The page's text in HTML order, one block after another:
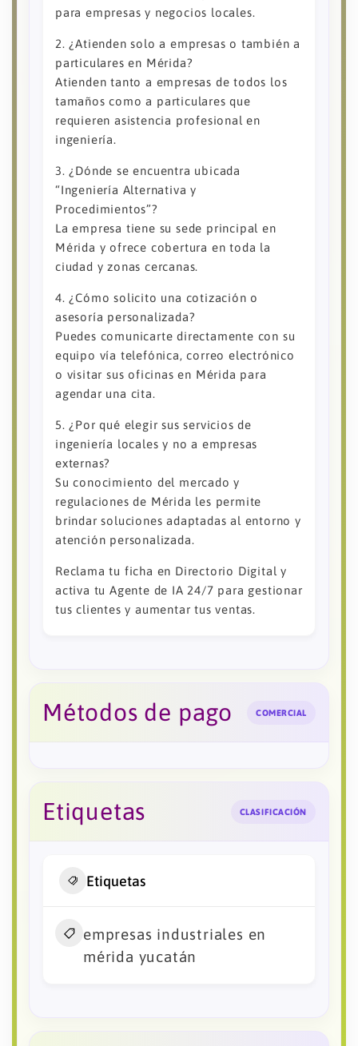
para empresas y negocios locales.
2. ¿Atienden solo a empresas o también a
particulares en Mérida?
Atienden tanto a empresas de todos los
tamaños como a particulares que
requieren asistencia profesional en
ingeniería.
3. ¿Dónde se encuentra ubicada
“Ingeniería Alternativa y
Procedimientos”?
La empresa tiene su sede principal en
Mérida y ofrece cobertura en toda la
ciudad y zonas cercanas.
4. ¿Cómo solicito una cotización o
asesoría personalizada?
Puedes comunicarte directamente con su
equipo vía telefónica, correo electrónico
o visitar sus oficinas en Mérida para
agendar una cita.
5. ¿Por qué elegir sus servicios de
ingeniería locales y no a empresas
externas?
Su conocimiento del mercado y
regulaciones de Mérida les permite
brindar soluciones adaptadas al entorno y
atención personalizada.
Reclama tu ficha en Directorio Digital y
activa tu Agente de IA 24/7 para gestionar
tus clientes y aumentar tus ventas.
Métodos de pago COMERCIAL
Etiquetas CLASIFICACIÓN
Etiquetas
empresas industriales en
mérida yucatán